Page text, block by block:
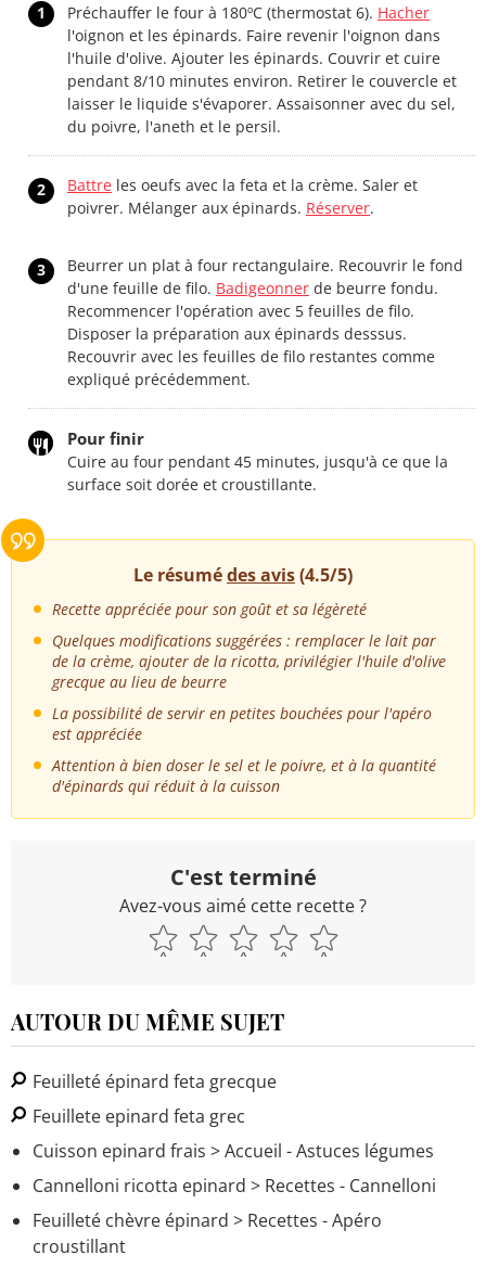
1 Préchauffer le four à 180ºC (thermostat 6). Hacher
l'oignon et les épinards. Faire revenir l'oignon dans
l'huile d'olive. Ajouter les épinards. Couvrir et cuire
pendant 8/10 minutes environ. Retirer le couvercle et
laisser le liquide s'évaporer. Assaisonner avec du sel,
du poivre, l'aneth et le persil.
2 Battre les oeufs avec la feta et la crème. Saler et
poivrer. Mélanger aux épinards. Réserver.
3
Beurrer un plat à four rectangulaire. Recouvrir le fond
d'une feuille de filo. Badigeonner de beurre fondu.
Recommencer l'opération avec 5 feuilles de filo.
Disposer la préparation aux épinards desssus.
Recouvrir avec les feuilles de filo restantes comme
expliqué précédemment.
Pour finir
Cuire au four pendant 45 minutes, jusqu'à ce que la
surface soit dorée et croustillante.
Le résumédes avis(4.5/5)
Recette appréciée pour son goût et sa légèreté
Quelques modifications suggérées : remplacer le lait par
de la crème, ajouter de la ricotta, privilégier l'huile d'olive
grecque au lieu de beurre
La possibilité de servir en petites bouchées pour l'apéro
est appréciée
Attention à bien doser le sel et le poivre, et à la quantité
d'épinards qui réduit à la cuisson
C'est terminé
Avez-vous aimé cette recette ?
AUTOUR DU MÊME SUJET
Feuilleté épinard feta grecque
Feuillete epinard feta grec
Cuisson epinard frais > Accueil - Astuces légumes
Cannelloni ricotta epinard > Recettes - Cannelloni
Feuilleté chèvre épinard > Recettes - Apéro
croustillant